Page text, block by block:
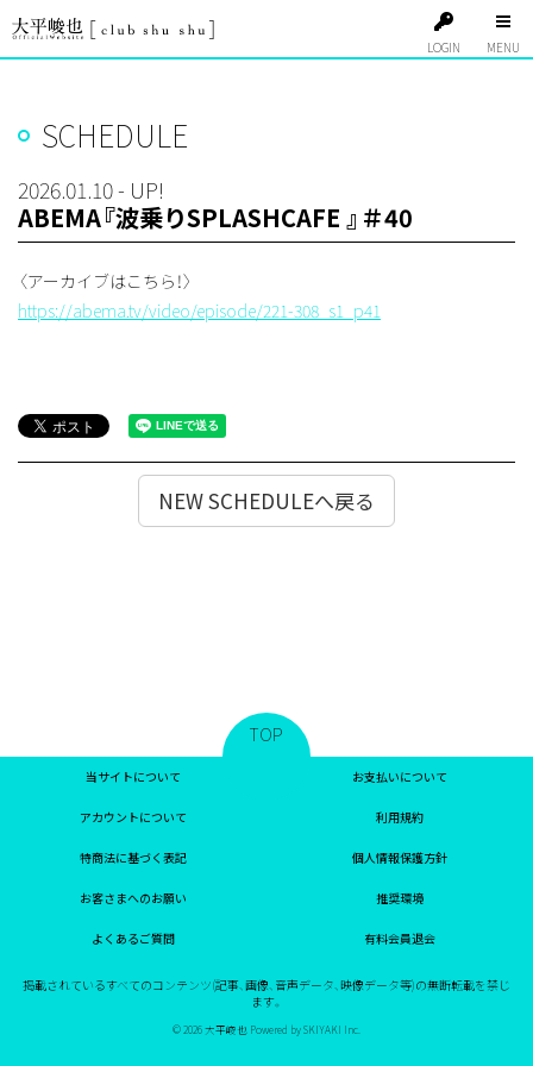
LOGIN
SCHEDULE
2026.01.10 - UP!
ABEMA『波乗りSPLASHCAFE 』＃40
〈アーカイブはこちら！〉
https://abema.tv/video/episode/221-308_s1_p41
NEW SCHEDULEへ戻る
TOP
当サイトについて お支払いについて
アカウントについて 利用規約
特商法に基づく表記 個人情報保護方針
お客さまへのお願い 推奨環境
よくあるご質問 有料会員退会
掲載されているすべてのコンテンツ(記事、画像、音声データ、映像データ等)の無断転載を禁じ
ます。
© 2026 大平峻也 Powered bySKIYAKI Inc.